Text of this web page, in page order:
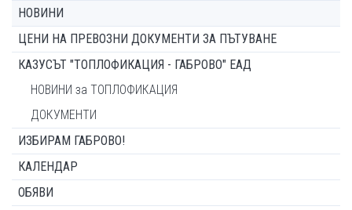
НОВИНИ
ЦЕНИ НА ПРЕВОЗНИ ДОКУМЕНТИ ЗА ПЪТУВАНЕ
КАЗУСЪТ "ТОПЛОФИКАЦИЯ - ГАБРОВО" ЕАД
НОВИНИ за ТОПЛОФИКАЦИЯ
ДОКУМЕНТИ
ИЗБИРАМ ГАБРОВО!
КАЛЕНДАР
ОБЯВИ